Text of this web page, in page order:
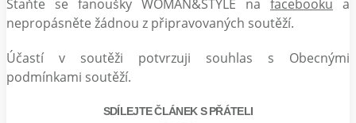
Staňte se fanoušky WOMAN&STYLE na facebooku a
nepropásněte žádnou z připravovaných soutěží.
Účastí v soutěži potvrzuji souhlas s Obecnými
podmínkami soutěží.
SDÍLEJTE ČLÁNEK S PŘÁTELI